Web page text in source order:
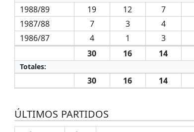
1988/89 19 12 7
1987/88
7 3 4
1986/87
4 1 3
30
16 14
Totales:
30 16 14
ÚLTIMOS PARTIDOS